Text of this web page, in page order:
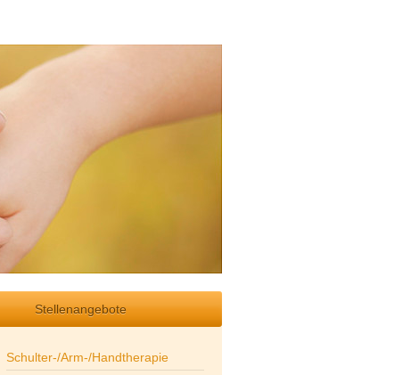
Stellenangebote
Schulter-/Arm-/Handtherapie